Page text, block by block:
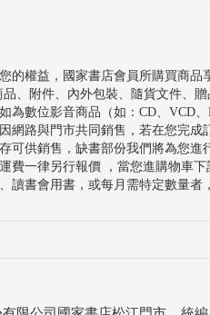
的權益，國家書店會員所購買商
、附件、內外包裝、隨貨文件、贈
為數位影音商品（如：CD、VCD
網路與門市共同銷售，若在您完
可供銷售，缺書部份我們將為您進
費一律另行報價 ，當您進購物車
讀書會用書，或每月需特定數量者